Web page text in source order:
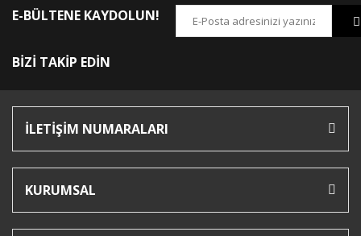
E-BÜLTENE KAYDOLUN!
BİZİ TAKİP EDİN
İLETİŞİM NUMARALARI
KURUMSAL